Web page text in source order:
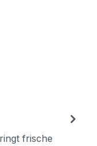
frische